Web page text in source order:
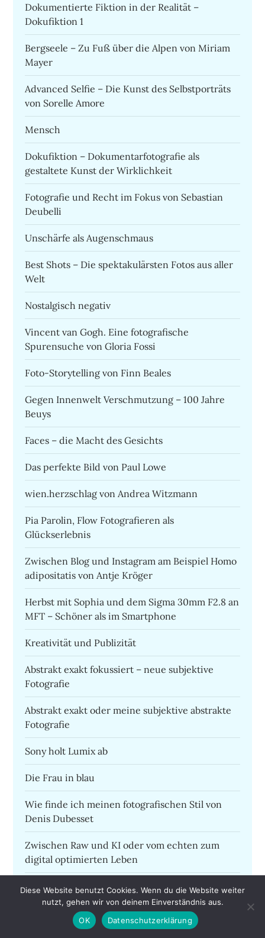
Dokumentierte Fiktion in der Realität –
Dokufiktion 1
Bergseele – Zu Fuß über die Alpen von Miriam
Mayer
Advanced Selfie – Die Kunst des Selbstporträts
von Sorelle Amore
Mensch
Dokufiktion – Dokumentarfotografie als
gestaltete Kunst der Wirklichkeit
Fotografie und Recht im Fokus von Sebastian
Deubelli
Unschärfe als Augenschmaus
Best Shots – Die spektakulärsten Fotos aus aller
Welt
Nostalgisch negativ
Vincent van Gogh. Eine fotografische
Spurensuche von Gloria Fossi
Foto-Storytelling von Finn Beales
Gegen Innenwelt Verschmutzung – 100 Jahre
Beuys
Faces – die Macht des Gesichts
Das perfekte Bild von Paul Lowe
wien.herzschlag von Andrea Witzmann
Pia Parolin, Flow Fotografieren als
Glückserlebnis
Zwischen Blog und Instagram am Beispiel Homo
adipositatis von Antje Kröger
Herbst mit Sophia und dem Sigma 30mm F2.8 an
MFT – Schöner als im Smartphone
Kreativität und Publizität
Abstrakt exakt fokussiert – neue subjektive
Fotografie
Abstrakt exakt oder meine subjektive abstrakte
Fotografie
Sony holt Lumix ab
Die Frau in blau
Wie finde ich meinen fotografischen Stil von
Denis Dubesset
Zwischen Raw und KI oder vom echten zum
digital optimierten Leben
Dem anspruchsvollen Amateur reicht im Alltag
ein Iphone
Instagram oder die Postkarte ist zurück
Diese Website benutzt Cookies. Wenn du die Website weiter
nutzt, gehen wir von deinem Einverständnis aus.
OK
Datenschutzerklärung